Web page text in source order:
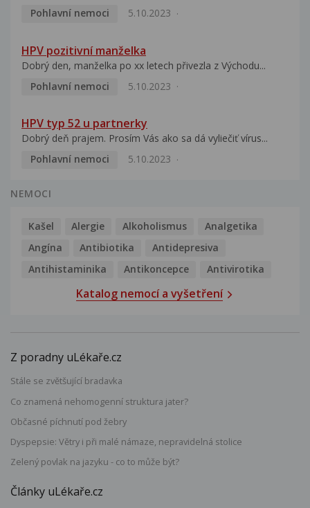
Pohlavní nemoci
5.10.2023
HPV pozitivní manželka
Dobrý den, manželka po xx letech přivezla z Východu...
Pohlavní nemoci
5.10.2023
HPV typ 52 u partnerky
Dobrý deň prajem. Prosím Vás ako sa dá vyliečiť vírus...
Pohlavní nemoci
5.10.2023
NEMOCI
Kašel Alergie Alkoholismus
Analgetika
Angína
Antibiotika
Antidepresiva
Antihistaminika
Antikoncepce Antivirotika
Katalog nemocí a vyšetření
Z poradny uLékaře.cz
Stále se zvětšující bradavka
Co znamená nehomogenní struktura jater?
Občasné píchnutí pod žebry
Dyspepsie: Větry i při malé námaze, nepravidelná stolice
Zelený povlak na jazyku - co to může být?
Články uLékaře.cz